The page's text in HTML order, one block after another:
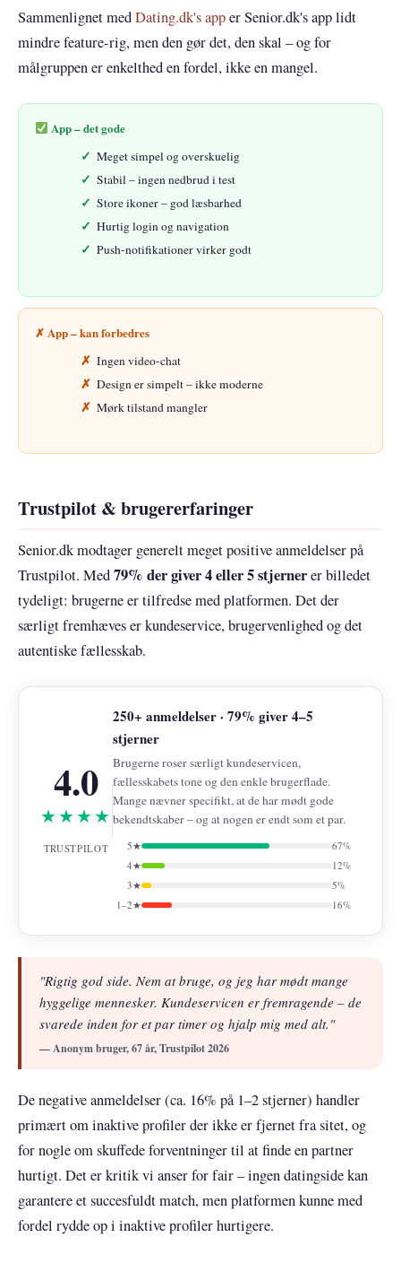
Sammenlignet medDating.dk's apper Senior.dk's app lidt
mindre feature-rig, men den gør det, den skal – og for
målgruppen er enkelthed en fordel, ikke en mangel.
App – det gode
Meget simpel og overskuelig
Stabil – ingen nedbrud i test
Store ikoner – god læsbarhed
Hurtig login og navigation
Push-notifikationer virker godt
✗ App – kan forbedres
Ingen video-chat
Design er simpelt – ikke moderne
Mørk tilstand mangler
Trustpilot & brugererfaringer
Senior.dk modtager generelt meget positive anmeldelser på
Trustpilot. Med79% der giver 4 eller 5 stjernerer billedet
tydeligt: brugerne er tilfredse med platformen. Det der
særligt fremhæves er kundeservice, brugervenlighed og det
autentiske fællesskab.
4.0
★★★★
TRUSTPILOT
250+ anmeldelser · 79% giver 4–5
stjerner
Brugerne roser særligt kundeservicen,
fællesskabets tone og den enkle brugerflade.
Mange nævner specifikt, at de har mødt gode
bekendtskaber – og at nogen er endt som et par.
5★
67%
4★
12%
3★
5%
1–2★
16%
"Rigtig god side. Nem at bruge, og jeg har mødt mange
hyggelige mennesker. Kundeservicen er fremragende – de
svarede inden for et par timer og hjalp mig med alt."
— Anonym bruger, 67 år, Trustpilot 2026
De negative anmeldelser (ca. 16% på 1–2 stjerner) handler
primært om inaktive profiler der ikke er fjernet fra sitet, og
for nogle om skuffede forventninger til at finde en partner
hurtigt. Det er kritik vi anser for fair – ingen datingside kan
garantere et succesfuldt match, men platformen kunne med
fordel rydde op i inaktive profiler hurtigere.